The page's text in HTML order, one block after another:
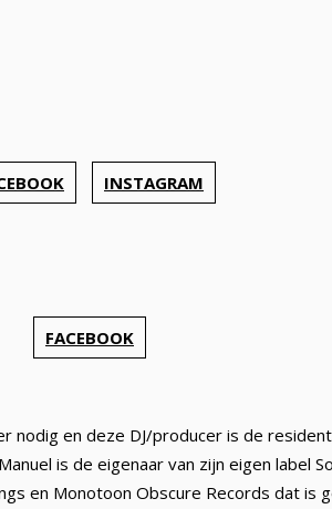
INSTAGRAM
FACEBOOK
nodig en deze DJ/producer is de
is de eigenaar van zijn eigen label
en Monotoon Obscure Records dat is